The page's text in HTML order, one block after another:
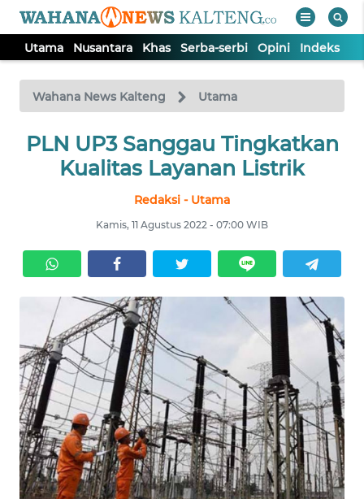
Utama Nusantara Khas Serba-serbi Opini Indeks
Wahana News Kalteng Utama
PLN UP3 Sanggau Tingkatkan
Kualitas Layanan Listrik
Redaksi - Utama
Kamis, 11 Agustus 2022 - 07:00 WIB
TV
Tutup
UTAMA
SERBA-
SERBI
OPINI
Informasi
INDEKS
BERITA
KONTAK